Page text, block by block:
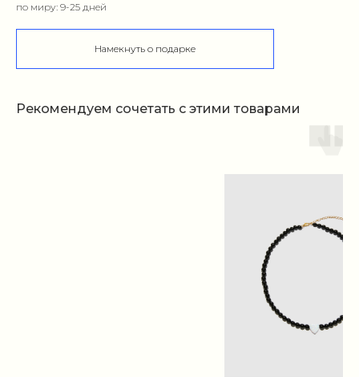
по миру: 9-25 дней
Намекнуть о подарке
Рекомендуем сочетать с этими товарами